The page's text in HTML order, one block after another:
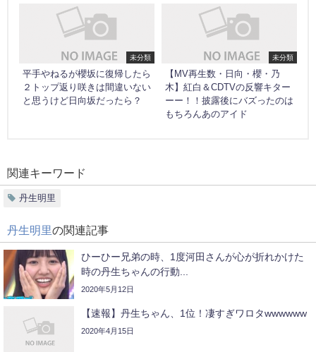
未分類
平手やねるが櫻坂に復帰したら
２トップ返り咲きは間違いない
と思うけど日向坂だったら？
未分類
【MV再生数・日向・櫻・乃
木】紅白＆CDTVの反響キター
ーー！！披露後にバズったのは
もちろんあのアイド
関連キーワード
丹生明里
丹生明里の関連記事
ひーひー兄弟の時、1度河田さんが心が折れかけた
時の丹生ちゃんの行動...
2020年5月12日
【速報】丹生ちゃん、1位！凄すぎワロタwwwwww
2020年4月15日